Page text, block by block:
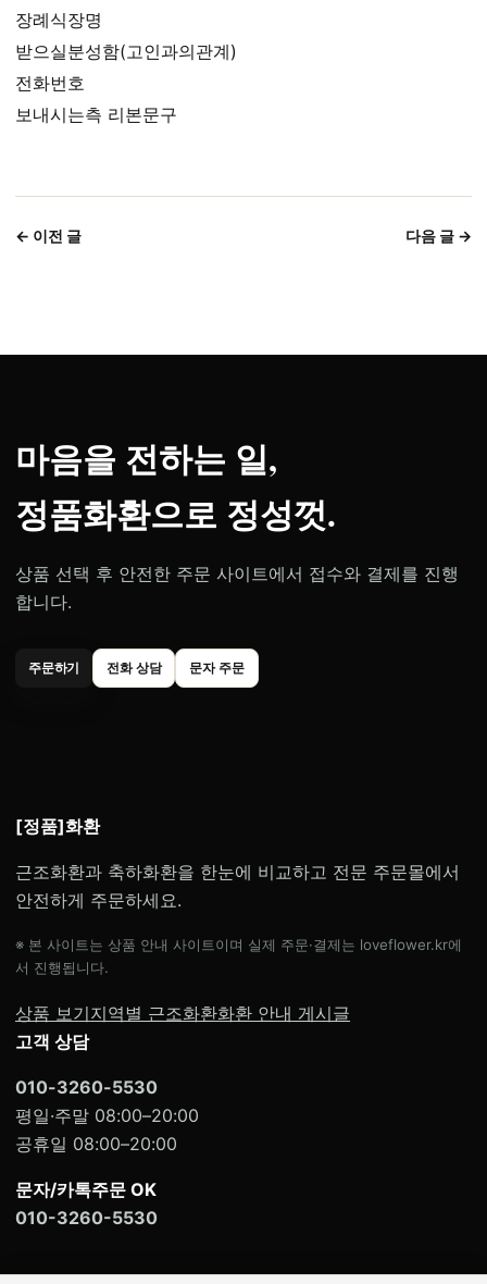
장례식장명
받으실분성함(고인과의관계)
전화번호
보내시는측 리본문구
← 이전 글 다음 글 →
마음을 전하는 일,
정품화환으로 정성껏.
상품 선택 후 안전한 주문 사이트에서 접수와 결제를 진행
합니다.
주문하기 전화 상담 문자 주문
[정품]화환
근조화환과 축하화환을 한눈에 비교하고 전문 주문몰에서
안전하게 주문하세요.
※ 본 사이트는 상품 안내 사이트이며 실제 주문·결제는 loveflower.kr에
서 진행됩니다.
상품 보기지역별 근조화환화환 안내 게시글
고객 상담
010-3260-5530
평일·주말 08:00–20:00
공휴일 08:00–20:00
문자/카톡주문 OK
010-3260-5530